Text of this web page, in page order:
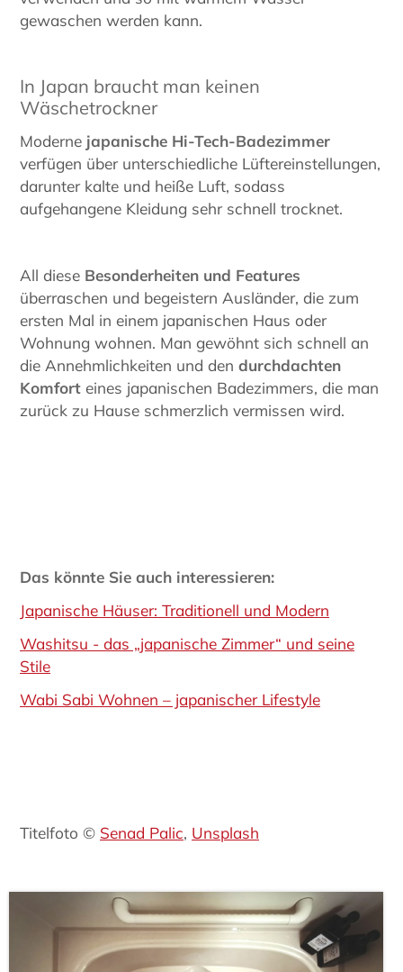
gewaschen werden kann.
In Japan braucht man keinen
Wäschetrockner
Moderne japanische Hi-Tech-Badezimmer
verfügen über unterschiedliche Lüftereinstellungen,
darunter kalte und heiße Luft, sodass
aufgehangene Kleidung sehr schnell trocknet.
All diese Besonderheiten und Features
überraschen und begeistern Ausländer, die zum
ersten Mal in einem japanischen Haus oder
Wohnung wohnen. Man gewöhnt sich schnell an
die Annehmlichkeiten und den durchdachten
Komfort eines japanischen Badezimmers, die man
zurück zu Hause schmerzlich vermissen wird.
Das könnte Sie auch interessieren:
Japanische Häuser: Traditionell und Modern
Washitsu - das „japanische Zimmer“ und seine
Stile
Wabi Sabi Wohnen – japanischer Lifestyle
Titelfoto © Senad Palic, Unsplash